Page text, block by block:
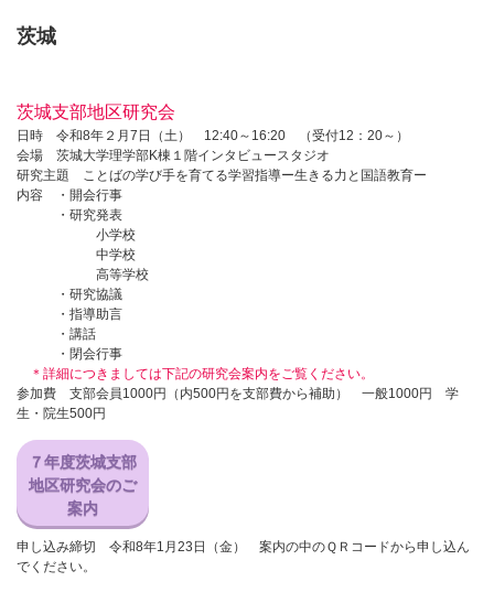
茨城
茨城支部地区研究会
日時 令和8年２月7日（土） 12:40～16:20 （受付12：20～）
会場 茨城大学理学部K棟１階インタビュースタジオ
研究主題 ことばの学び手を育てる学習指導ー生きる力と国語教育ー
内容 ・開会行事
・研究発表
小学校
中学校
高等学校
・研究協議
・指導助言
・講話
・閉会行事
＊詳細につきましては下記の研究会案内をご覧ください。
参加費 支部会員1000円（内500円を支部費から補助） 一般1000円 学
生・院生500円
７年度茨城支部
地区研究会のご
案内
申し込み締切 令和8年1月23日（金） 案内の中のＱＲコードから申し込ん
でください。